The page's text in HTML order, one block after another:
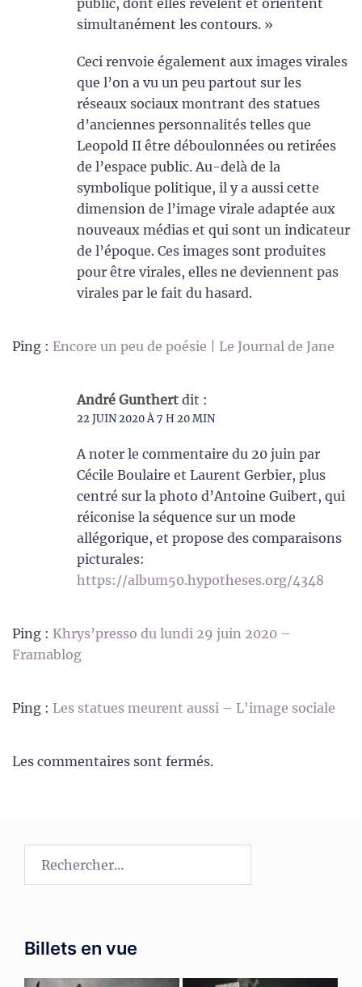
simultanément les contours. »
Ceci renvoie également aux images virales
que l’on a vu un peu partout sur les
réseaux sociaux montrant des statues
d’anciennes personnalités telles que
Leopold II être déboulonnées ou retirées
de l’espace public. Au-delà de la
symbolique politique, il y a aussi cette
dimension de l’image virale adaptée aux
nouveaux médias et qui sont un indicateur
de l’époque. Ces images sont produites
pour être virales, elles ne deviennent pas
virales par le fait du hasard.
Ping : Encore un peu de poésie | Le Journal de Jane
André Gunthert dit :
22 JUIN 2020 À 7 H 20 MIN
A noter le commentaire du 20 juin par
Cécile Boulaire et Laurent Gerbier, plus
centré sur la photo d’Antoine Guibert, qui
réiconise la séquence sur un mode
allégorique, et propose des comparaisons
picturales:
https://album50.hypotheses.org/4348
Ping : Khrys’presso du lundi 29 juin 2020 –
Framablog
Ping : Les statues meurent aussi – L'image sociale
Les commentaires sont fermés.
Billets en vue